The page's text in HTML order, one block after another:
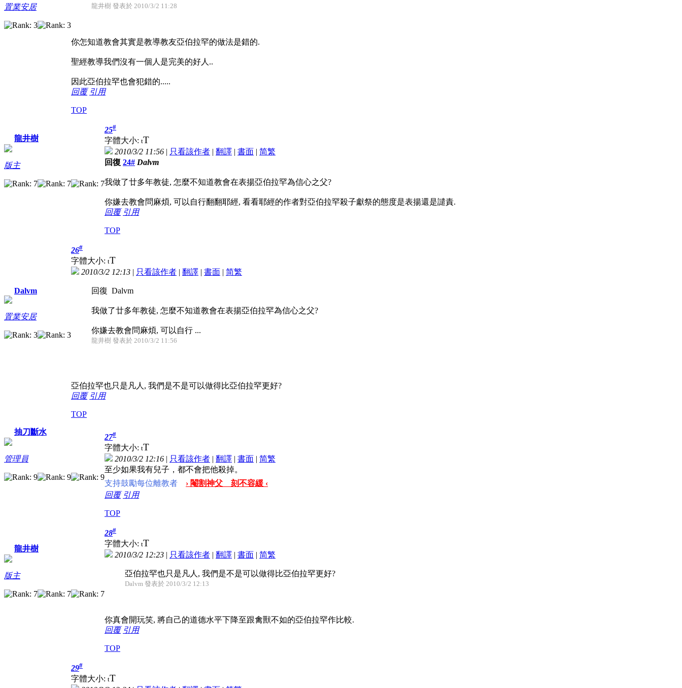
置業安居 龍井樹 發表於 2010/3/2 11:28
你怎知道教會其實是教導教友亞伯拉罕的做法是錯的.
聖經教導我們沒有一個人是完美的好人..
因此亞伯拉罕也會犯錯的.....
回覆 引用
TOP
龍井樹
版主
25#
字體大小: tT
2010/3/2 11:56 | 只看該作者 | 翻譯 | 書面 | 简繁
回復 24# Dalvm
我做了廿多年教徒, 怎麼不知道教會在表揚亞伯拉罕為信心之父?
你嫌去教會問麻煩, 可以自行翻翻耶經, 看看耶經的作者對亞伯拉罕殺子獻祭的態度是表揚還是譴責.
回覆 引用
TOP
Dalvm
置業安居
26#
字體大小: tT
2010/3/2 12:13 | 只看該作者 | 翻譯 | 書面 | 简繁
回復 Dalvm
我做了廿多年教徒, 怎麼不知道教會在表揚亞伯拉罕為信心之父?
你嫌去教會問麻煩, 可以自行 ...
龍井樹 發表於 2010/3/2 11:56
亞伯拉罕也只是凡人, 我們是不是可以做得比亞伯拉罕更好?
回覆 引用
TOP
抽刀斷水
管理員
27#
字體大小: tT
2010/3/2 12:16 | 只看該作者 | 翻譯 | 書面 | 简繁
至少如果我有兒子，都不會把他殺掉。
支持鼓勵每位離教者
› 閹割神父 刻不容緩 ‹
回覆 引用
TOP
龍井樹
版主
28#
字體大小: tT
2010/3/2 12:23 | 只看該作者 | 翻譯 | 書面 | 简繁
亞伯拉罕也只是凡人, 我們是不是可以做得比亞伯拉罕更好?
Dalvm 發表於 2010/3/2 12:13
你真會開玩笑, 將自己的道德水平下降至跟禽獸不如的亞伯拉罕作比較.
回覆 引用
TOP
29#
字體大小: tT